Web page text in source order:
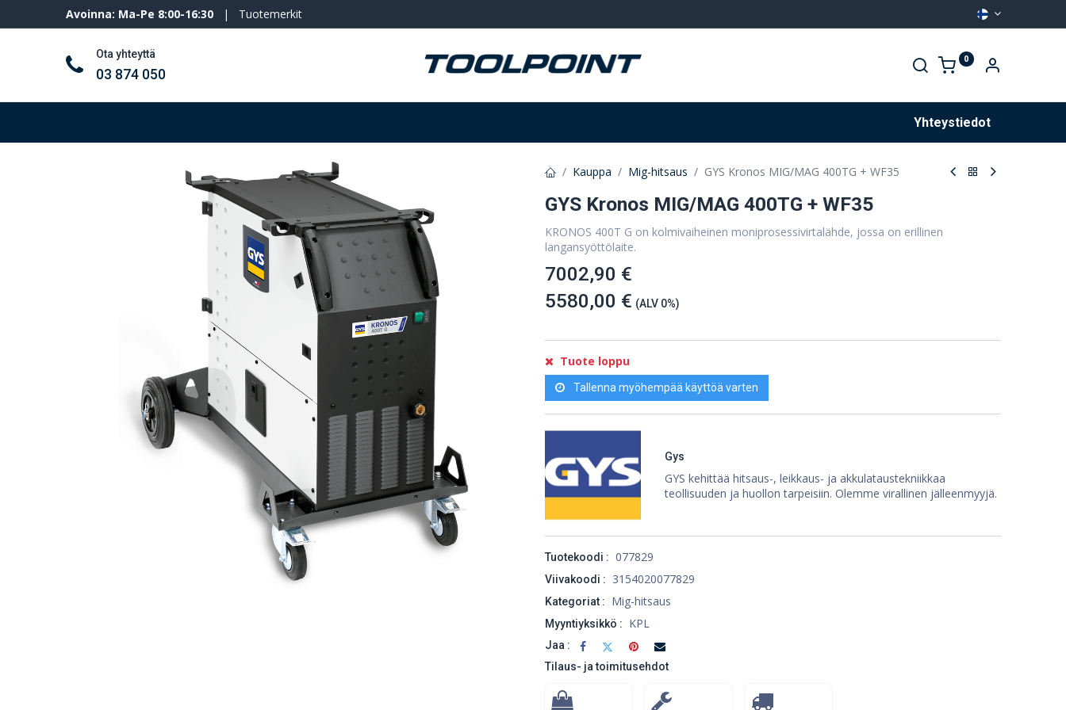
Avoinna: Ma-Pe 8:00-16:30 | Tuotemerkit
Ota yhteyttä
03 874 050
0
Yhteystiedot
Kauppa Mig-hitsaus GYS Kronos MIG/MAG 400TG + WF35
GYS Kronos MIG/MAG 400TG + WF35
KRONOS 400T G on kolmivaiheinen moniprosessivirtalähde, jossa on erillinen
langansyöttölaite.
7002,90 €
5580,00 € (ALV 0%)
Tuote loppu
Tallenna myöhempää käyttöä varten
Gys
GYS kehittää hitsaus-, leikkaus- ja akkulataustekniikkaa
teollisuuden ja huollon tarpeisiin. Olemme virallinen jälleenmyyjä.
Tuotekoodi : 077829
Viivakoodi : 3154020077829
Kategoriat : Mig-hitsaus
Myyntiyksikkö : KPL
Jaa :
Tilaus- ja toimitusehdot